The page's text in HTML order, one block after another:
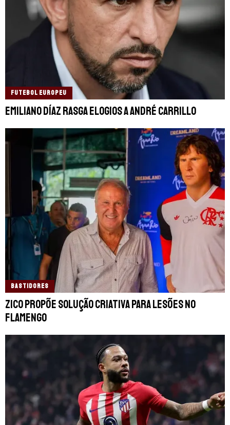
FUTEBOL EUROPEU
Emiliano Díaz rasga elogios a André Carrillo
BASTIDORES
Zico propõe solução criativa para lesões no
Flamengo